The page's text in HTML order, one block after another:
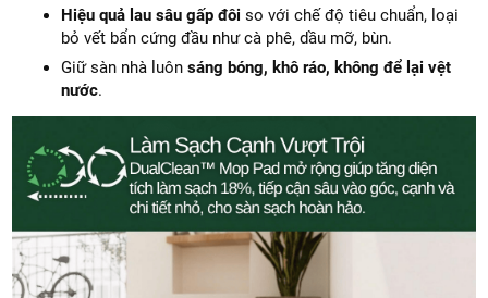
Hiệu quả lau sâu gấp đôi so với chế độ tiêu chuẩn, loại
bỏ vết bẩn cứng đầu như cà phê, dầu mỡ, bùn.
Giữ sàn nhà luônsáng bóng, khô ráo, không để lại vệt
nước.